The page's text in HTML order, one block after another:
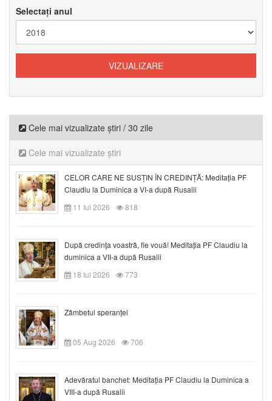
Selectați anul
Cele mai vizualizate știri / 30 zile
Cele mai vizualizate știri
CELOR CARE NE SUSȚIN ÎN CREDINȚĂ: Meditația PF
Claudiu la Duminica a VI-a după Rusalii
11 Iul 2026
818
După credinţa voastră, fie vouă! Meditația PF Claudiu la
duminica a VII-a după Rusalii
18 Iul 2026
773
Zâmbetul speranței
05 Aug 2026 706
Adevăratul banchet: Meditația PF Claudiu la Duminica a
VIII-a după Rusalii